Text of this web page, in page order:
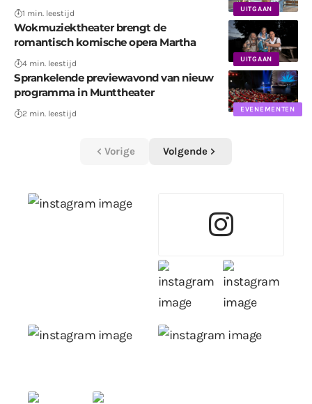
UITGAAN
1 min. leestijd
UITGAAN
Wokmuziektheater brengt de
romantisch komische opera Martha
4 min. leestijd
EVENEMENTEN
Sprankelende previewavond van nieuw
programma in Munttheater
2 min. leestijd
Vorige Volgende